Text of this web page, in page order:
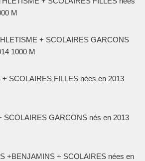
M
+ SCOLAIRES GARCONS
1000 M
+ SCOLAIRES FILLES nées en 2013
SCOLAIRES GARCONS nés en 2013
+BENJAMINS + SCOLAIRES nées en